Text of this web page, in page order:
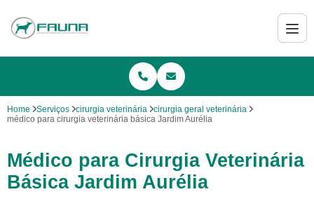
Home Serviços cirurgia veterinária
cirurgia geral veterinária
médico para cirurgia veterinária básica Jardim Aurélia
Médico para Cirurgia Veterinária
Básica Jardim Aurélia